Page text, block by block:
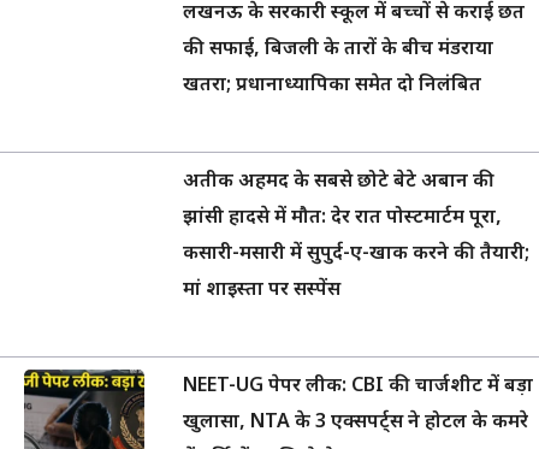
लखनऊ के सरकारी स्कूल में बच्चों से कराई छत
की सफाई, बिजली के तारों के बीच मंडराया
खतरा; प्रधानाध्यापिका समेत दो निलंबित
अतीक अहमद के सबसे छोटे बेटे अबान की
झांसी हादसे में मौत: देर रात पोस्टमार्टम पूरा,
कसारी-मसारी में सुपुर्द-ए-खाक करने की तैयारी;
मां शाइस्ता पर सस्पेंस
NEET-UG पेपर लीक: CBI की चार्जशीट में बड़ा
खुलासा, NTA के 3 एक्सपर्ट्स ने होटल के कमरे